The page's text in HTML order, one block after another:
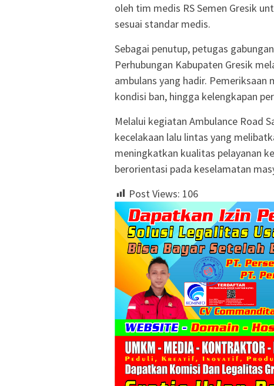
oleh tim medis RS Semen Gresik
sesuai standar medis.
Sebagai penutup, petugas
Perhubungan Kabupaten Gresik
ambulans yang hadir.
kondisi ban, hingga kelengkapan
Melalui kegiatan Ambulance Road
kecelakaan lalu lintas yang
meningkatkan kualitas pelayanan
berorientasi pada keselamatan
Post Views: 106